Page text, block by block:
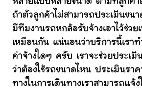
ถ้าตัวลูกค้าไม่สามารถประเมินขนา
มีทีมงานรถหกล้อรับจ้างเอาไว้ช่วย
เหมือนกัน แน่นอนว่าบริการนี้เรา
ค่าจ้างใดๆ ครับ เราจะช่วยประเมิ
ว่าต้องใช้รถขนาดไหน ประเมินรา
ทางในการเดินทางเราสามารถแจ้